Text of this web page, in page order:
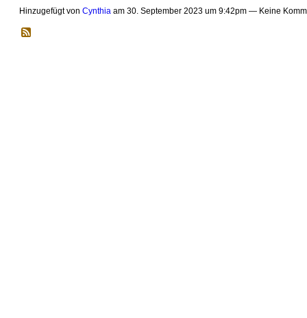
Hinzugefügt von Cynthiaam 30. September 2023 um 9:42pm — Keine